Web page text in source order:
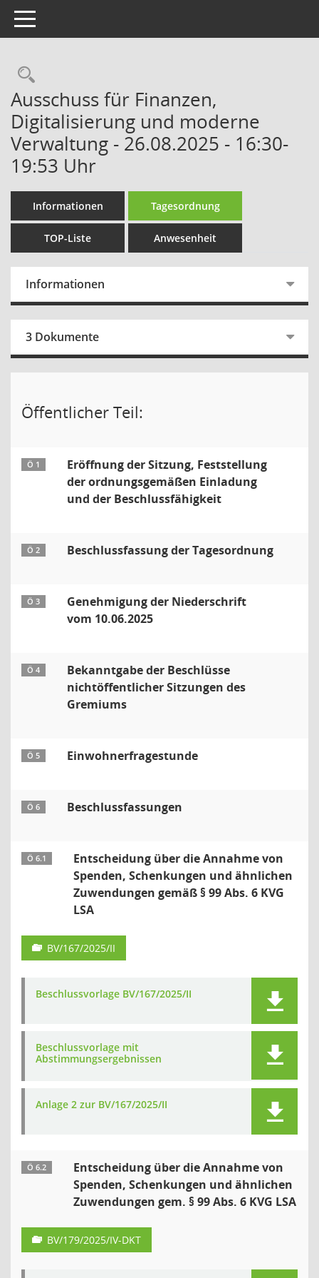
Toggle navigation
Rechercheauswahl
Ausschuss für Finanzen,
Digitalisierung und moderne
Verwaltung - 26.08.2025 - 16:30-
19:53 Uhr
Informationen Tagesordnung
TOP-Liste Anwesenheit
Informationen
3 Dokumente
Öffentlicher Teil:
Ö 1
Eröffnung der Sitzung, Feststellung
der ordnungsgemäßen Einladung
und der Beschlussfähigkeit
Ö 2 Beschlussfassung der Tagesordnung
Ö 3
Genehmigung der Niederschrift
vom 10.06.2025
Ö 4
Bekanntgabe der Beschlüsse
nichtöffentlicher Sitzungen des
Gremiums
Ö 5 Einwohnerfragestunde
Ö 6 Beschlussfassungen
Ö 6.1
Entscheidung über die Annahme von
Spenden, Schenkungen und ähnlichen
Zuwendungen gemäß § 99 Abs. 6 KVG
LSA
BV/167/2025/II
Beschlussvorlage BV/167/2025/II
Beschlussvorlage mit
Abstimmungsergebnissen
Anlage 2 zur BV/167/2025/II
Ö 6.2
Entscheidung über die Annahme von
Spenden, Schenkungen und ähnlichen
Zuwendungen gem. § 99 Abs. 6 KVG LSA
BV/179/2025/IV-DKT